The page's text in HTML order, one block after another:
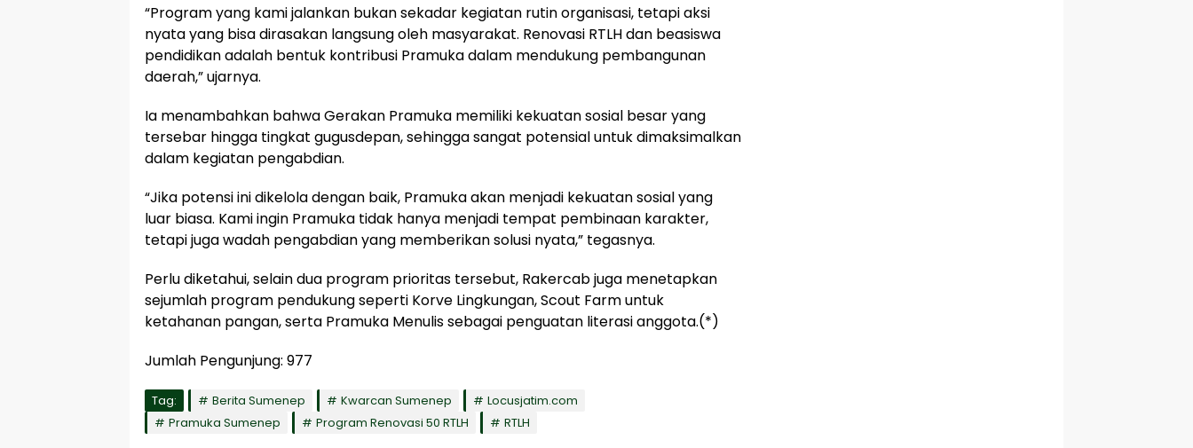
“Program yang kami jalankan bukan sekadar kegiatan rutin organisasi, tetapi aksi
nyata yang bisa dirasakan langsung oleh masyarakat. Renovasi RTLH dan beasiswa
pendidikan adalah bentuk kontribusi Pramuka dalam mendukung pembangunan
daerah,” ujarnya.
Ia menambahkan bahwa Gerakan Pramuka memiliki kekuatan sosial besar yang
tersebar hingga tingkat gugusdepan, sehingga sangat potensial untuk dimaksimalkan
dalam kegiatan pengabdian.
“Jika potensi ini dikelola dengan baik, Pramuka akan menjadi kekuatan sosial yang
luar biasa. Kami ingin Pramuka tidak hanya menjadi tempat pembinaan karakter,
tetapi juga wadah pengabdian yang memberikan solusi nyata,” tegasnya.
Perlu diketahui, selain dua program prioritas tersebut, Rakercab juga menetapkan
sejumlah program pendukung seperti Korve Lingkungan, Scout Farm untuk
ketahanan pangan, serta Pramuka Menulis sebagai penguatan literasi anggota.(*)
Jumlah Pengunjung: 977
Tag: Berita Sumenep Kwarcan Sumenep
Locusjatim.com
Pramuka Sumenep
Program Renovasi 50 RTLH RTLH